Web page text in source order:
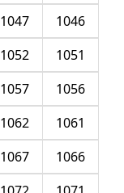
1046
1047
1051
1052
1056
1057
1061
1062
1066
1067